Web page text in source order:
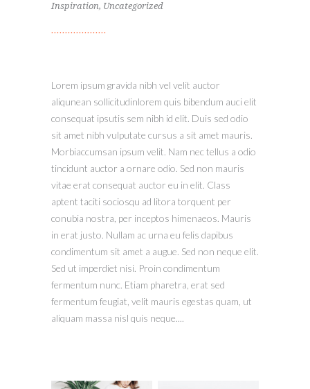
Inspiration, Uncategorized
Lorem ipsum gravida nibh vel velit auctor
aliqunean sollicitudinlorem quis bibendum auci elit
consequat ipsutis sem nibh id elit. Duis sed odio
sit amet nibh vulputate cursus a sit amet mauris.
Morbiaccumsan ipsum velit. Nam nec tellus a odio
tincidunt auctor a ornare odio. Sed non mauris
vitae erat consequat auctor eu in elit. Class
aptent taciti sociosqu ad litora torquent per
conubia nostra, per inceptos himenaeos. Mauris
in erat justo. Nullam ac urna eu felis dapibus
condimentum sit amet a augue. Sed non neque elit.
Sed ut imperdiet nisi. Proin condimentum
fermentum nunc. Etiam pharetra, erat sed
fermentum feugiat, velit mauris egestas quam, ut
aliquam massa nisl quis neque....